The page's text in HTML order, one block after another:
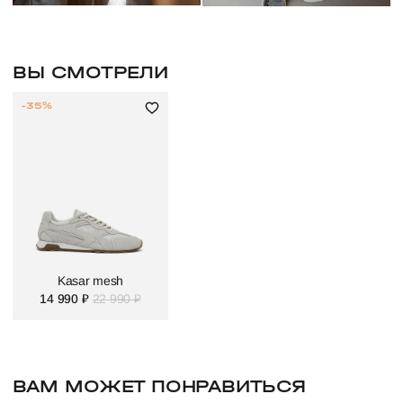
ВЫ СМОТРЕЛИ
Kasar mesh
14 990 ₽ 22 990 ₽
-35%
ВАМ МОЖЕТ ПОНРАВИТЬСЯ